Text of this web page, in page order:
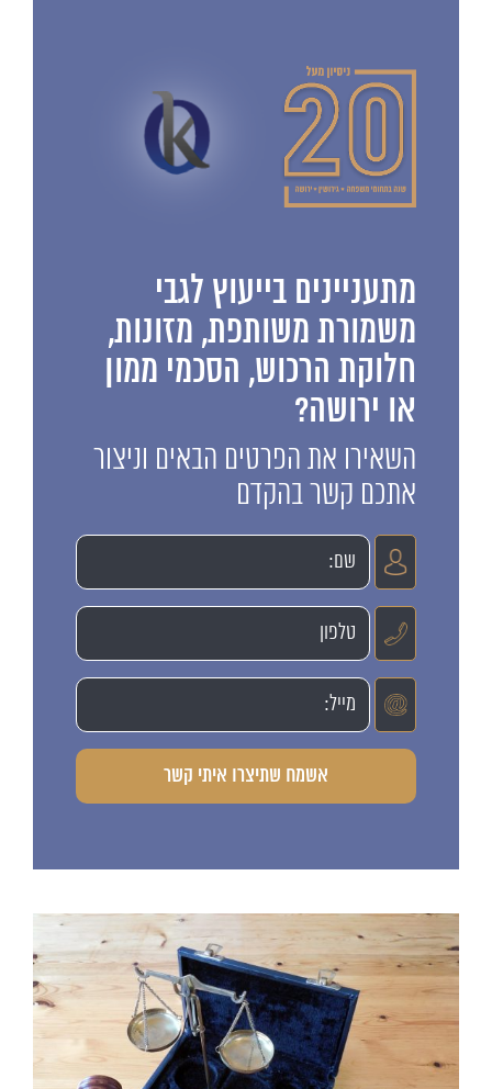
מתעניינים בייעוץ לגבי
משמורת משותפת, מזונות,
חלוקת הרכוש, הסכמי ממון
או ירושה?
השאירו את הפרטים הבאים וניצור
אתכם קשר בהקדם